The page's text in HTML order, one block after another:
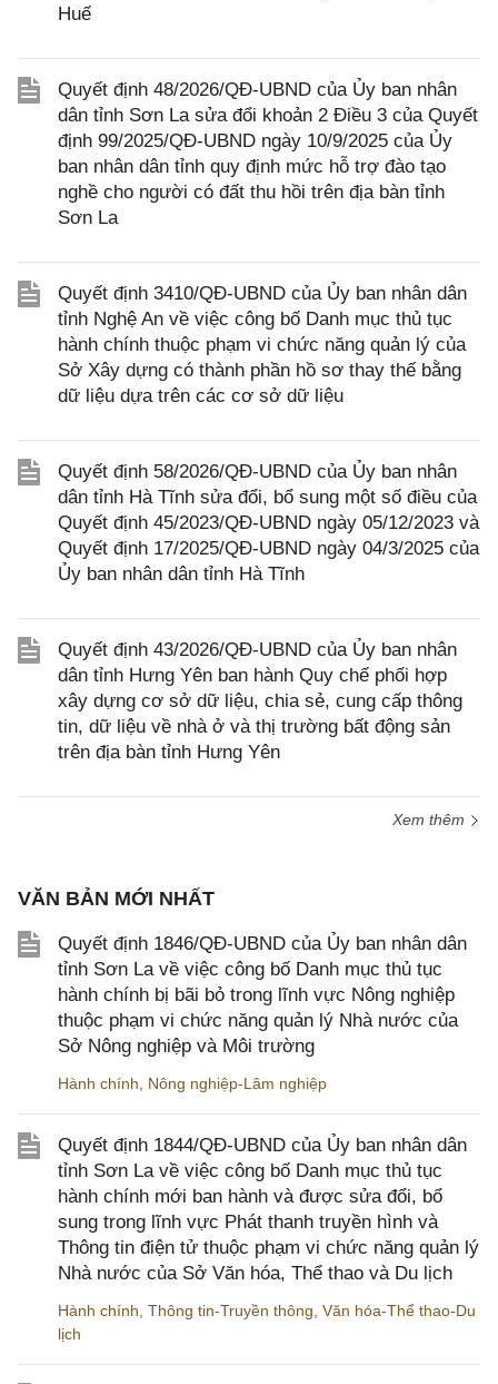
Huế
Quyết định 48/2026/QĐ-UBND của Ủy ban nhân
dân tỉnh Sơn La sửa đổi khoản 2 Điều 3 của Quyết
định 99/2025/QĐ-UBND ngày 10/9/2025 của Ủy
ban nhân dân tỉnh quy định mức hỗ trợ đào tạo
nghề cho người có đất thu hồi trên địa bàn tỉnh
Sơn La
Quyết định 3410/QĐ-UBND của Ủy ban nhân dân
tỉnh Nghệ An về việc công bố Danh mục thủ tục
hành chính thuộc phạm vi chức năng quản lý của
Sở Xây dựng có thành phần hồ sơ thay thế bằng
dữ liệu dựa trên các cơ sở dữ liệu
Quyết định 58/2026/QĐ-UBND của Ủy ban nhân
dân tỉnh Hà Tĩnh sửa đổi, bổ sung một số điều của
Quyết định 45/2023/QĐ-UBND ngày 05/12/2023 và
Quyết định 17/2025/QĐ-UBND ngày 04/3/2025 của
Ủy ban nhân dân tỉnh Hà Tĩnh
Quyết định 43/2026/QĐ-UBND của Ủy ban nhân
dân tỉnh Hưng Yên ban hành Quy chế phối hợp
xây dựng cơ sở dữ liệu, chia sẻ, cung cấp thông
tin, dữ liệu về nhà ở và thị trường bất động sản
trên địa bàn tỉnh Hưng Yên
Xem thêm
VĂN BẢN MỚI NHẤT
Quyết định 1846/QĐ-UBND của Ủy ban nhân dân
tỉnh Sơn La về việc công bố Danh mục thủ tục
hành chính bị bãi bỏ trong lĩnh vực Nông nghiệp
thuộc phạm vi chức năng quản lý Nhà nước của
Sở Nông nghiệp và Môi trường
Hành chính Nông nghiệp-Lâm nghiệp
Quyết định 1844/QĐ-UBND của Ủy ban nhân dân
tỉnh Sơn La về việc công bố Danh mục thủ tục
hành chính mới ban hành và được sửa đổi, bổ
sung trong lĩnh vực Phát thanh truyền hình và
Thông tin điện tử thuộc phạm vi chức năng quản lý
Nhà nước của Sở Văn hóa, Thể thao và Du lịch
Hành chính Thông tin-Truyền thông Văn hóa-Thể thao-Du
lịch